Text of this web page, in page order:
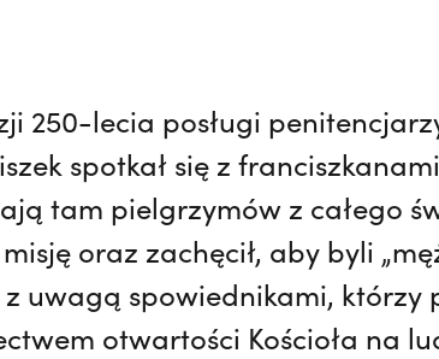
250-lecia posługi
spotkał się z
tam pielgrzymów z całego
oraz zachęcił, aby byli
uwagą spowiednikami, którzy
otwartości Kościoła na